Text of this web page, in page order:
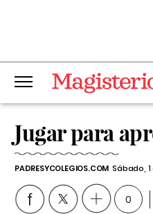
Jugar para
PADRESYCOLEGIOS.COM Sábado,
0